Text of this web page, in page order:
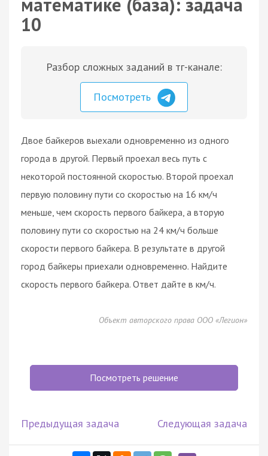
10
Разбор сложных заданий в тг-канале:
Посмотреть
Двое байкеров выехали одновременно из одного
города в другой. Первый проехал весь путь с
некоторой постоянной скоростью. Второй проехал
первую половину пути со скоростью на 16 км/ч
меньше, чем скорость первого байкера, а вторую
половину пути со скоростью на 24 км/ч больше
скорости первого байкера. В результате в другой
город байкеры приехали одновременно. Найдите
скорость первого байкера. Ответ дайте в км/ч.
Объект авторского права ООО «Легион»
Посмотреть решение
Предыдущая задача Следующая задача